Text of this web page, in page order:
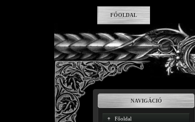
FŐOLDAL
NAVIGÁCIÓ
Főoldal